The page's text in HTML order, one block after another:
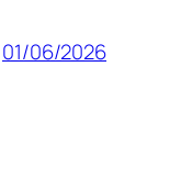
01/06/2026